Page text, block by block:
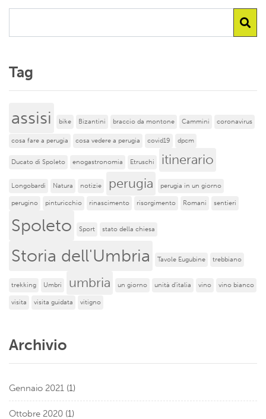
Tag
assisi bike Bizantini braccio da montone Cammini coronavirus
cosa fare a perugia cosa vedere a perugia covid19 dpcm
Ducato di Spoleto enogastronomia Etruschi itinerario
Longobardi Natura notizie perugia perugia in un giorno
perugino pinturicchio rinascimento risorgimento Romani sentieri
Spoleto Sport stato della chiesa
Storia dell'Umbria Tavole Eugubine trebbiano
trekking Umbri umbria un giorno unità d'italia vino vino bianco
visita visita guidata vitigno
Archivio
Gennaio 2021 (1)
Ottobre 2020 (1)